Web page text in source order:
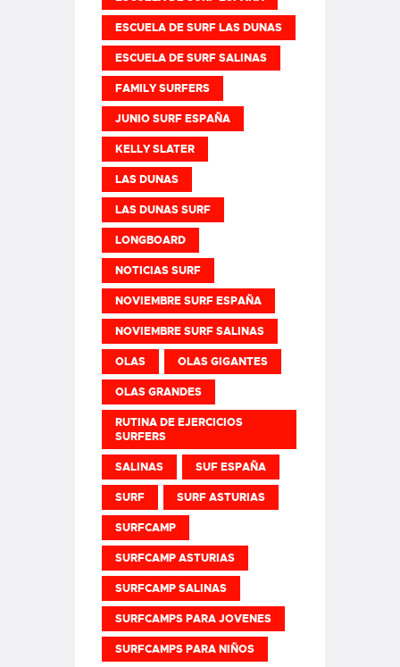
ESCUELA DE SURF LAS DUNAS
ESCUELA DE SURF SALINAS
FAMILY SURFERS
JUNIO SURF ESPAÑA
KELLY SLATER
LAS DUNAS
LAS DUNAS SURF
LONGBOARD
NOTICIAS SURF
NOVIEMBRE SURF ESPAÑA
NOVIEMBRE SURF SALINAS
OLAS OLAS GIGANTES
OLAS GRANDES
RUTINA DE EJERCICIOS
SURFERS
SALINAS SUF ESPAÑA
SURF SURF ASTURIAS
SURFCAMP
SURFCAMP ASTURIAS
SURFCAMP SALINAS
SURFCAMPS PARA JOVENES
SURFCAMPS PARA NIÑOS